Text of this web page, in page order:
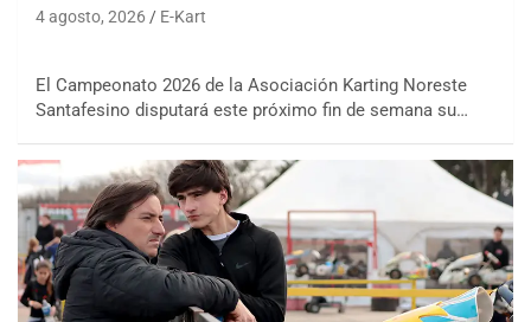
4 agosto, 2026 E-Kart
El Campeonato 2026 de la Asociación Karting Noreste
Santafesino disputará este próximo fin de semana su…